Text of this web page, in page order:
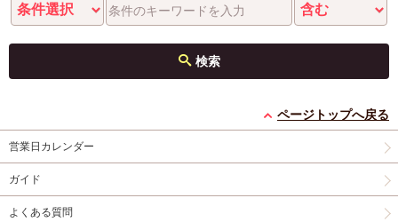
検索
ページトップへ戻る
営業日カレンダー
ガイド
よくある質問